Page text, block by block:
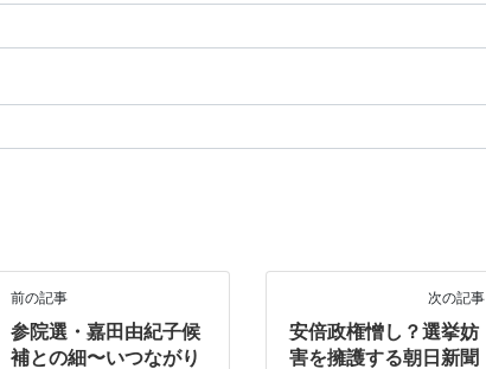
前の記事
参院選・嘉田由紀子候
補との細〜いつながり
次の記事
安倍政権憎し？選挙妨
害を擁護する朝日新聞